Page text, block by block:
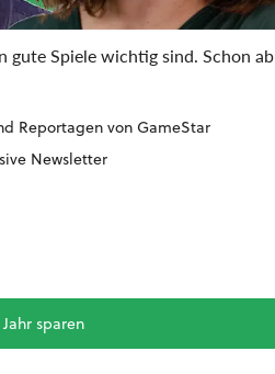
gute Spiele wichtig sind. Schon ab
Reportagen von GameStar
Newsletter
sparen